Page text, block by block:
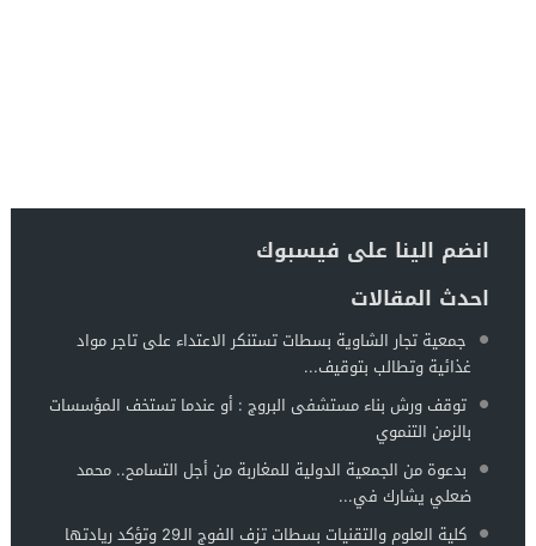
انضم الينا على فيسبوك
احدث المقالات
جمعية تجار الشاوية بسطات تستنكر الاعتداء على تاجر مواد
غذائية وتطالب بتوقيف...
توقف ورش بناء مستشفى البروج : أو عندما تستخف المؤسسات
بالزمن التنموي
بدعوة من الجمعية الدولية للمغاربة من أجل التسامح.. محمد
ضعلي يشارك في...
كلية العلوم والتقنيات بسطات تزف الفوج الـ29 وتؤكد ريادتها